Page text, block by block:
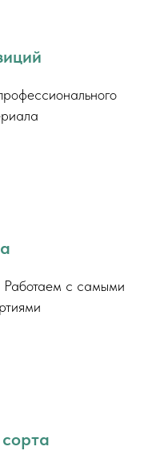
Работаем с самыми